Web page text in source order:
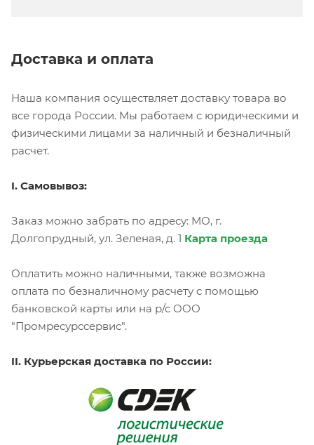
Доставка и оплата
Наша компания осуществляет доставку товара во
все города России. Мы работаем с юридическими и
физическими лицами за наличный и безналичный
расчет.
I. Самовывоз:
Заказ можно забрать по адресу: МО, г.
Долгопрудный, ул. Зеленая, д. 1 Карта проезда
Оплатить можно наличными, также возможна
оплата по безналичному расчету с помощью
банковской карты или на р/с ООО
"Промресурссервис".
II. Курьерская доставка по России: